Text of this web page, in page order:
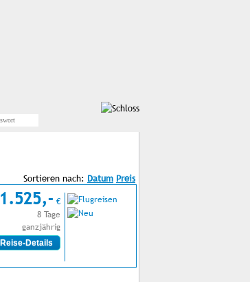
Sortieren nach:
1.525,- €
8 Tage
ganzjährig
Reise-Details